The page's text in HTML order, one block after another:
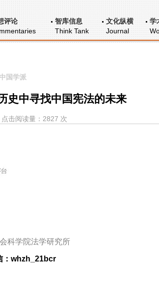
评论
智库信息
Think Tank
文化纵横
Journal
学
国学派
史中寻找中国宪法的未来
击阅读量：2827 次
科学院法学研究所
：whzh_21bcr